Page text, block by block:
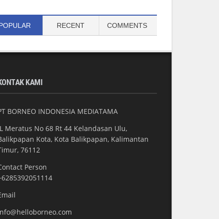
RECENT COMMENTS
KAMI
BORNEO INDONESIA MEDIATAMA
Meratus No 68 Rt 44 Kelandasan Ulu,
Kota, Kota Balikpapan, Kalimantan
76112
Person